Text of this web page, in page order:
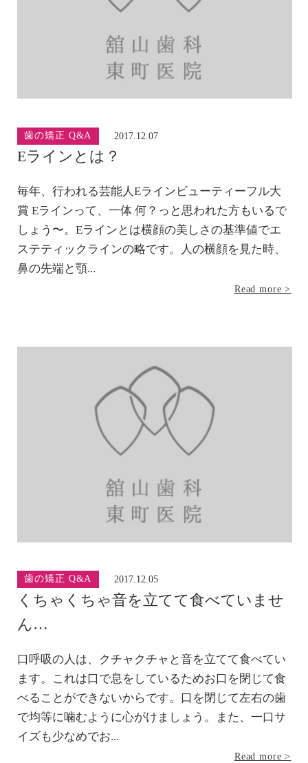
歯の矯正 Q&A 2017.12.07
Eラインとは？
毎年、行われる芸能人Eラインビューティーフル大
賞 Eラインって、一体 何？っと思われた方もいるで
しょう〜。Eラインとは横顔の美しさの基準値でエ
ステティックラインの略です。人の横顔を見た時、
鼻の先端と顎...
Read more >
歯の矯正 Q&A 2017.12.05
くちゃくちゃ音を立てて食べていませ
ん…
口呼吸の人は、クチャクチャと音を立てて食べてい
ます。これは口で息をしているためお口を閉じて食
べることができないからです。口を閉じて左右の歯
で均等に噛むように心がけましょう。また、一口サ
イズも少なめでお...
Read more >